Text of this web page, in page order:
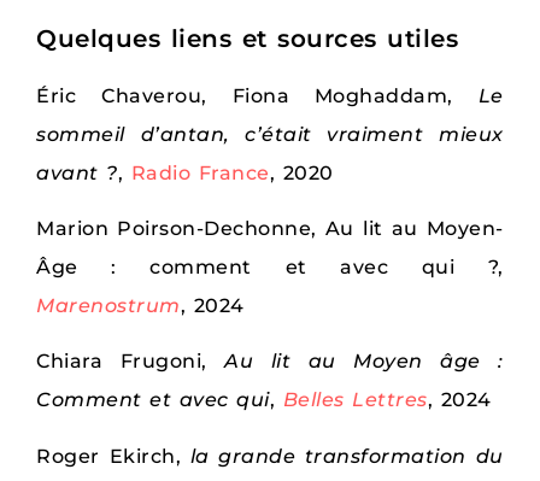
Quelques liens et sources utiles
Éric Chaverou, Fiona Moghaddam, Le
sommeil d’antan, c’était vraiment mieux
avant ?, Radio France, 2020
Marion Poirson-Dechonne, Au lit au Moyen-
Âge : comment et avec qui ?,
Marenostrum, 2024
Chiara Frugoni,Au lit au Moyen âge :
Comment et avec qui, Belles Lettres, 2024
Roger Ekirch, la grande transformation du